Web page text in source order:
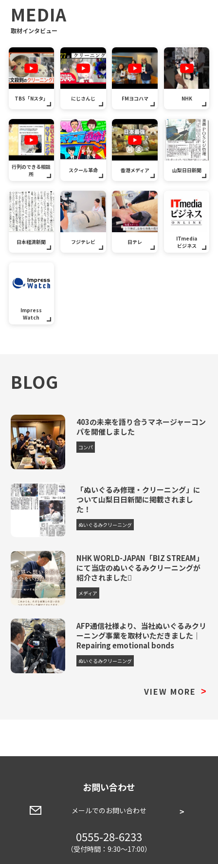
MEDIA
取材インタビュー
TBS「Nスタ」 にじさんじ FMヨコハマ NHK
行列のできる相談
所
スクール革命 香港メディア 山梨日日新聞
日本経済新聞 フジテレビ 日テレ
ITmedia
ビジネス
Impress
Watch
BLOG
403の未来を語り合うマネージャーコン
パを開催しました
コンパ
「ぬいぐるみ修理・クリーニング」に
ついて山梨日日新聞に掲載されまし
た！
ぬいぐるみクリーニング
NHK WORLD-JAPAN「BIZ STREAM」
にて当店のぬいぐるみクリーニングが
紹介されました
メディア
AFP通信社様より、当社ぬいぐるみクリ
ーニング事業を取材いただきました｜
Repairing emotional bonds
ぬいぐるみクリーニング
VIEW MORE >
お問い合わせ
メールでのお問い合わせ
0555-28-6233
（受付時間：9:30～17:00）